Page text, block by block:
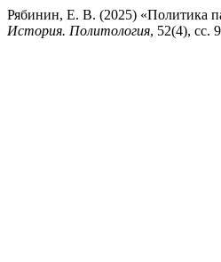
Рябинин, Е. В. (2025) «Политика
История. Политология, 52(4), сс.